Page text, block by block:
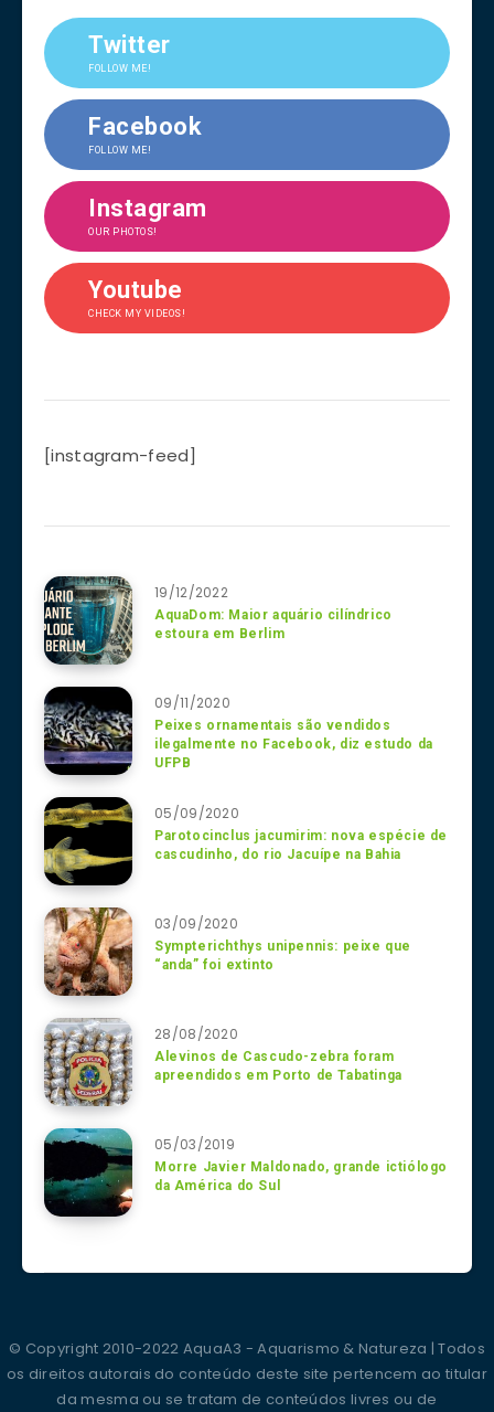
Twitter
FOLLOW ME!
Facebook
FOLLOW ME!
Instagram
OUR PHOTOS!
Youtube
CHECK MY VIDEOS!
[instagram-feed]
19/12/2022
AquaDom: Maior aquário cilíndrico
estoura em Berlim
09/11/2020
Peixes ornamentais são vendidos
ilegalmente no Facebook, diz estudo da
UFPB
05/09/2020
Parotocinclus jacumirim: nova espécie de
cascudinho, do rio Jacuípe na Bahia
03/09/2020
Sympterichthys unipennis: peixe que
“anda” foi extinto
28/08/2020
Alevinos de Cascudo-zebra foram
apreendidos em Porto de Tabatinga
05/03/2019
Morre Javier Maldonado, grande ictiólogo
da América do Sul
© Copyright 2010-2022 AquaA3 - Aquarismo & Natureza | Todos
os direitos autorais do conteúdo deste site pertencem ao titular
da mesma ou se tratam de conteúdos livres ou de